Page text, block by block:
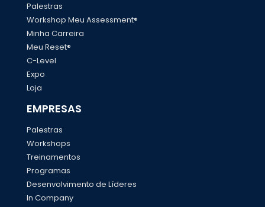
Palestras
Workshop Meu Assessment®
Minha Carreira
Meu Reset®
C-Level
Expo
Loja
EMPRESAS
Palestras
Workshops
Treinamentos
Programas
Desenvolvimento de Líderes
In Company